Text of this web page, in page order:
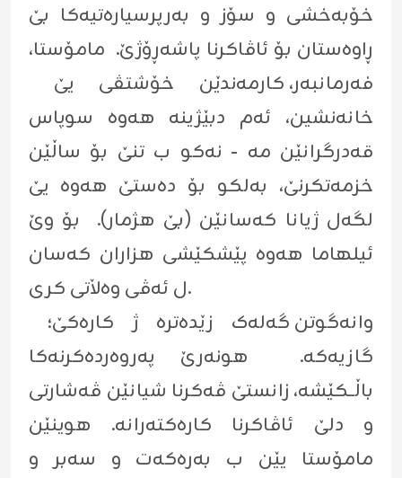
خۆبەخشی و سۆز و بەرپرسیارەتیەکا بێ
ڕاوەستان بۆ ئاڤاکرنا پاشەڕۆژێ. مامۆستا،
فەرمانبەر، کارمەندێن خۆشتڤی یێ
خانەنشین، ئەم دبێژینە هەوە سوپاس
قەدرگرانێن مە - نەکو ب تنێ بۆ ساڵێن
خزمەتکرنێ، بەلکو بۆ دەستێ هەوە یێ
لگەل ژیانا کەسانێن (بێ هژمار). بۆ وێ
ئیلهاما هەوە پێشکێشی هزاران کەسان
ل ئەڤی وەڵاتی کری.
وانەگوتن گەلەک زێدەترە ژ کارەکێ؛
گازیەکە. هونەرێ پەروەردەکرنەکا
باڵــکێشە، زانستێ ڤەکرنا شیانێن ڤەشارتی
و دلێ ئاڤاکرنا کارەکتەرانە. هوینێن
مامۆستا یێن ب بەرەکەت و سەبر و